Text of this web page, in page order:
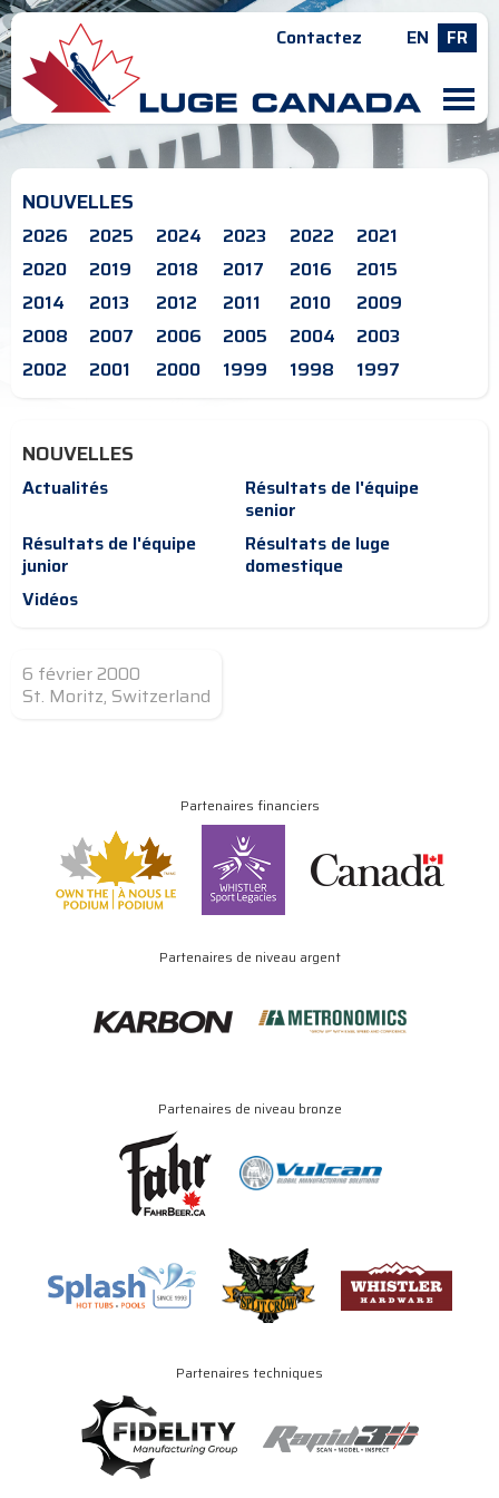
Contactez EN FR
M
NOUVELLES
2026 2025 2024 2023 2022
2021
2020
2019 2018 2017 2016
2015
2014
2013 2012 2011 2010
2009
2008
2007 2006 2005 2004
2003
2002
2001 2000 1999 1998 1997
NOUVELLES
Actualités
Résultats de l'équipe
senior
Résultats de l'équipe
junior
Résultats de luge
domestique
Vidéos
6 février 2000
St. Moritz, Switzerland
Partenaires financiers
Partenaires de niveau argent
Partenaires de niveau bronze
Partenaires techniques